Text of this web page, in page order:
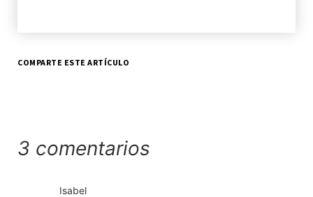
COMPARTE ESTE ARTÍCULO
3 comentarios
Isabel